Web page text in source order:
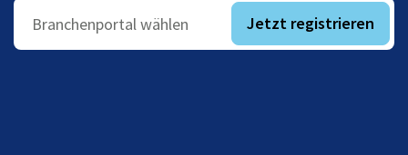
Branchenportal wählen Jetzt registrieren